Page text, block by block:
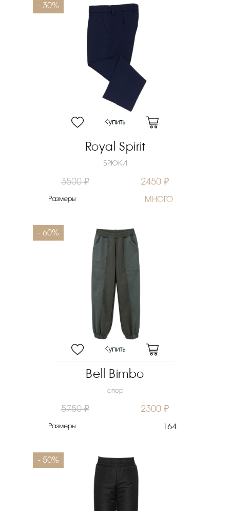
- 30%
Royal Spirit
БРЮКИ
3500 ₽ 2450 ₽
Размеры МНОГО
- 60%
Bell Bimbo
спор
5750 ₽ 2300 ₽
Размеры 164
- 50%